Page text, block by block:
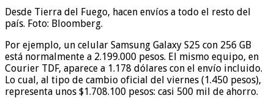
Desde Tierra del Fuego, hacen envíos a todo el resto del
país. Foto: Bloomberg.
Por ejemplo, un celular Samsung Galaxy S25 con 256 GB
está normalmente a 2.199.000 pesos. El mismo equipo, en
Courier TDF, aparece a 1.178 dólares con el envío incluido.
Lo cual, al tipo de cambio oficial del viernes (1.450 pesos),
representa unos $1.708.100 pesos: casi 500 mil de ahorro.